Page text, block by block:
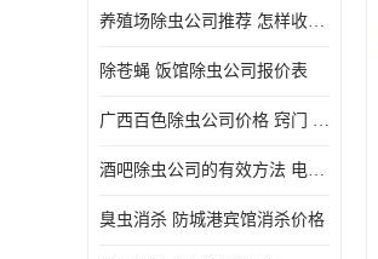
养殖场除虫公司推荐 怎样收费 除苍蝇
除苍蝇 饭馆除虫公司报价表
广西百色除虫公司价格 窍门 除蟑螂
酒吧除虫公司的有效方法 电话 除螨虫
臭虫消杀 防城港宾馆消杀价格